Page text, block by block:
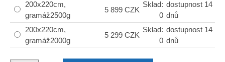
200x220cm,
gramáž2500g
5 899 CZK
Sklad:
0
dostupnost 14
dnů
200x220cm,
gramáž2000g
5 299 CZK
Sklad:
0
dostupnost 14
dnů